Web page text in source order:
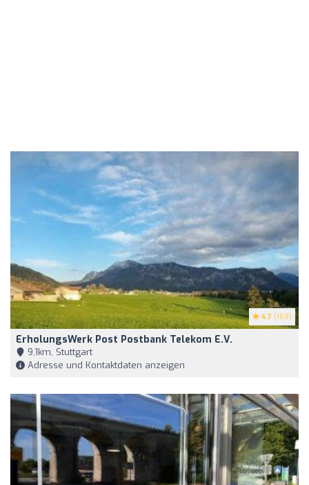
4.7 (169)
ErholungsWerk Post Postbank Telekom E.V.
9,1km, Stuttgart
Adresse und Kontaktdaten anzeigen